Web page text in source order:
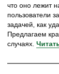
что оно лежит
пользователи
задачей, как
Предлагаем
случаях.